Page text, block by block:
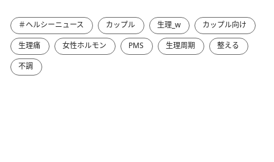
＃ヘルシーニュース カップル 生理_w
カップル向け
生理痛
女性ホルモン PMS 生理周期
整える
不調